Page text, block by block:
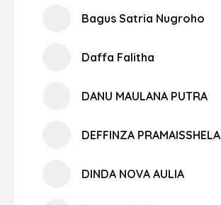
Bagus Satria Nugroho
Daffa Falitha
DANU MAULANA PUTRA
DEFFINZA PRAMAISSHELA
DINDA NOVA AULIA